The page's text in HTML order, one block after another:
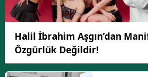
Halil İbrahim Aşgın’dan
Özgürlük Değildir!